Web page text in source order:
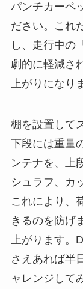
パンチカーペ
ださい。これ
し、走行中の
劇的に軽減さ
上がりになり
棚を設置して
下段には重量
ンテナを、上
シュラフ、カ
これにより、
きるのを防げ
上がります。
さえあれば半
ャレンジして